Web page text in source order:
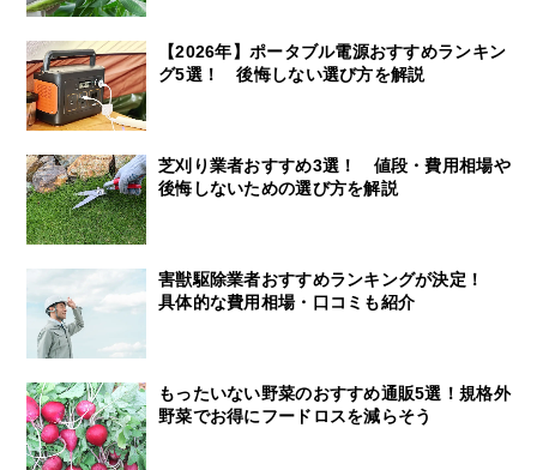
【2026年】ポータブル電源おすすめランキン
グ5選！ 後悔しない選び方を解説
芝刈り業者おすすめ3選！ 値段・費用相場や
後悔しないための選び方を解説
害獣駆除業者おすすめランキングが決定！
具体的な費用相場・口コミも紹介
もったいない野菜のおすすめ通販5選！規格外
野菜でお得にフードロスを減らそう